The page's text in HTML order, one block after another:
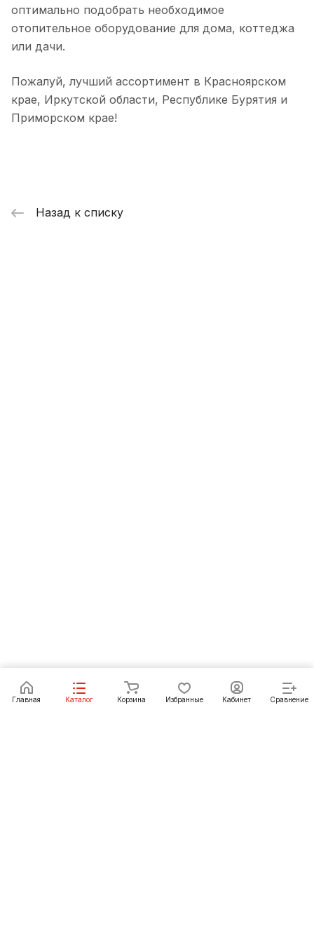
Под заказ
оптимально подобрать необходимое
отопительное оборудование для дома, коттеджа
или дачи.
Пожалуй, лучший ассортимент в Красноярском
крае, Иркутской области, Республике Бурятия и
Приморском крае!
Назад к списку
Главная Каталог Корзина Избранные Кабинет Сравнение